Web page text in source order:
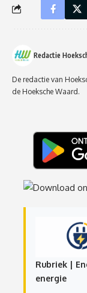
Redactie
De redactie van
de Hoeksche Waard.
Rubriek |
energie